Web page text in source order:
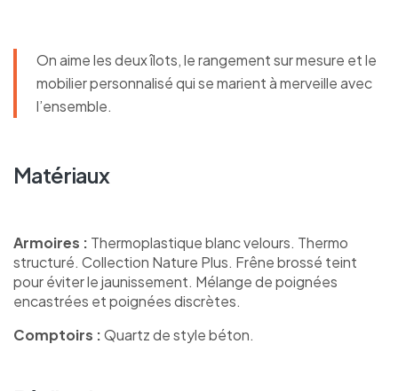
On aime les deux îlots, le rangement sur mesure et le
mobilier personnalisé qui se marient à merveille avec
l’ensemble.
Matériaux
Armoires : Thermoplastique blanc velours. Thermo
structuré. Collection Nature Plus. Frêne brossé teint
pour éviter le jaunissement. Mélange de poignées
encastrées et poignées discrètes.
Comptoirs :Quartz de style béton.